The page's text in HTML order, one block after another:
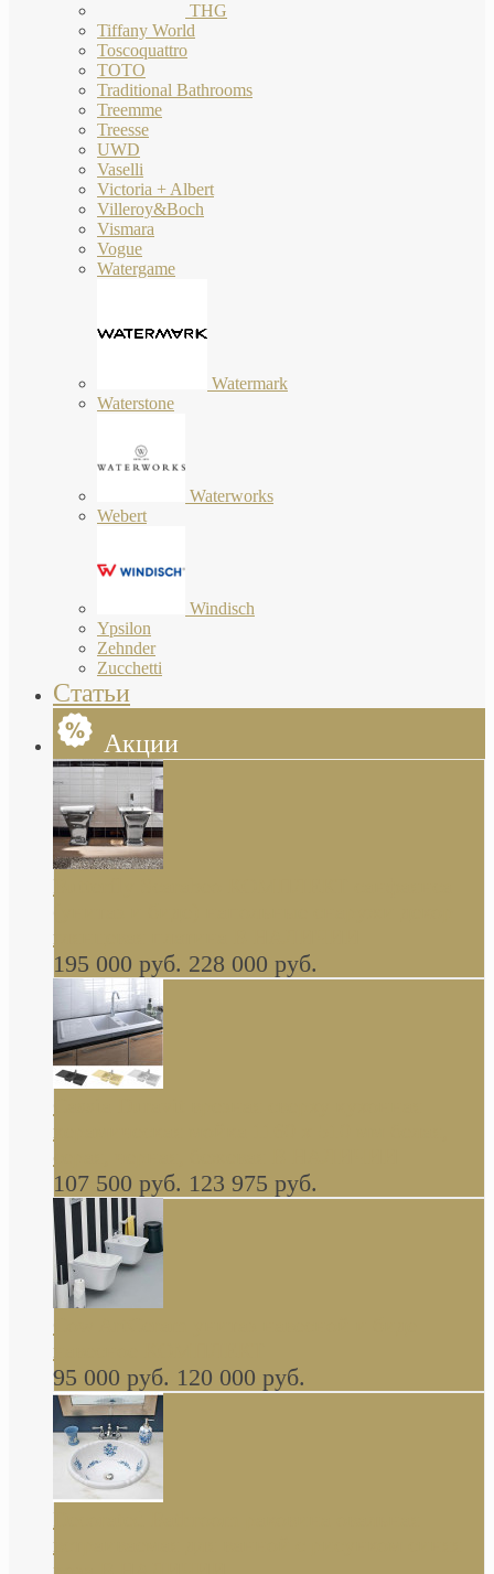
THG
Tiffany World
Toscoquattro
TOTO
Traditional Bathrooms
Treemme
Treesse
UWD
Vaselli
Victoria + Albert
Villeroy&Boch
Vismara
Vogue
Watergame
Watermark
Waterstone
Waterworks
Webert
Windisch
Ypsilon
Zehnder
Zucchetti
Статьи
Акции
Butterfly Scarabeo КОМПЛЕКТ санфаянса
глянцевая платина В НАЛИЧИИ
195 000 руб. 228 000 руб.
керамическая мойка 1160 x 510 мм белая,
серая, черная, бежевая В НАЛИЧИИ
107 500 руб. 123 975 руб.
навесное КОМПЛЕКТ
95 000 руб. 120 000 руб.
Decorated Bathroom раковина овальная
встраиваемая для ванной с рисунком синяя